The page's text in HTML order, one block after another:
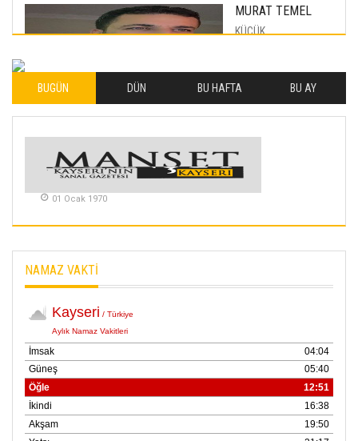
MURAT TEMEL
KÜÇÜK
İLHAN YILMAZ
SOFRADA AYRIMCILIK
METİN ERTEM
YAŞANANLAR!
Merve Şimşek
İlgi Alanlarımız ve Biz
02 Ekim 2025
BUGÜN DÜN BU HAFTA BU AY
01 Ocak 1970
NAMAZ VAKTİ